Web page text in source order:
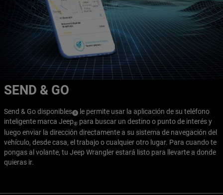
SEND & GO
Send & Godisponibles ( Disclosure
6)
le permite usar la aplicación de su teléfono
inteligente marca Jeep® para buscar un destino o punto de interés y
luego enviar la dirección directamente a su sistema de navegación del
vehículo, desde casa, el trabajo o cualquier otro lugar. Para cuando te
pongas al volante, tu Jeep Wrangler estará listo para llevarte a donde
quieras ir.